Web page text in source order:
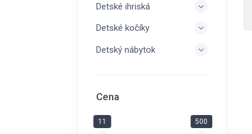
Detské ihriská
Detské kočíky
Detský nábytok
Cena
11 500